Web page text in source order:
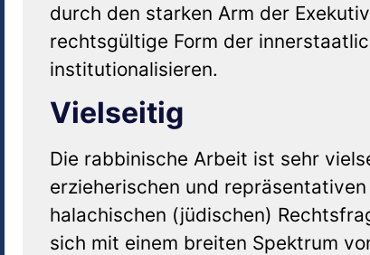
durch den starken Arm der
rechtsgültige Form der
institutionalisieren.
Vielseitig
Die rabbinische Arbeit ist sehr
erzieherischen und
halachischen (jüdischen)
sich mit einem breiten Spektrum